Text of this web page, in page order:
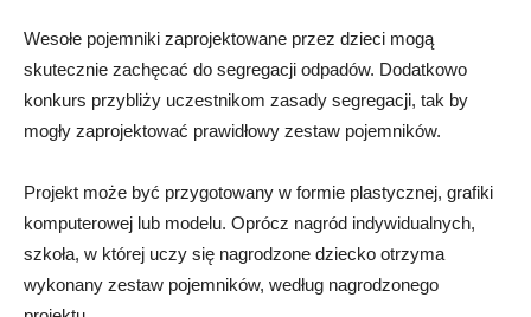
Wesołe pojemniki zaprojektowane przez dzieci mogą
skutecznie zachęcać do segregacji odpadów. Dodatkowo
konkurs przybliży uczestnikom zasady segregacji, tak by
mogły zaprojektować prawidłowy zestaw pojemników.
Projekt może być przygotowany w formie plastycznej, grafiki
komputerowej lub modelu. Oprócz nagród indywidualnych,
szkoła, w której uczy się nagrodzone dziecko otrzyma
wykonany zestaw pojemników, według nagrodzonego